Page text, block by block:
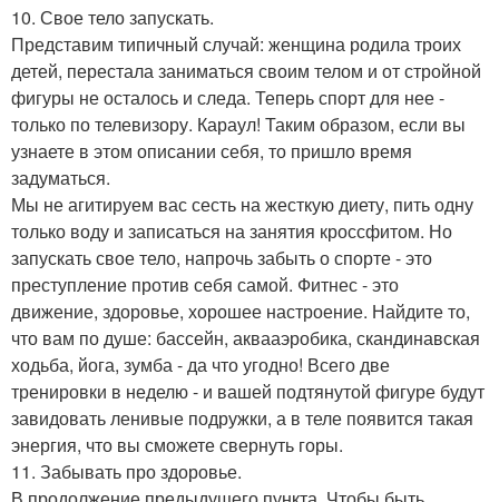
10. Свое тело запускать.
Представим типичный случай: женщина родила троих
детей, перестала заниматься своим телом и от стройной
фигуры не осталось и следа. Теперь спорт для нее -
только по телевизору. Караул! Таким образом, если вы
узнаете в этом описании себя, то пришло время
задуматься.
Мы не агитируем вас сесть на жесткую диету, пить одну
только воду и записаться на занятия кроссфитом. Но
запускать свое тело, напрочь забыть о спорте - это
преступление против себя самой. Фитнес - это
движение, здоровье, хорошее настроение. Найдите то,
что вам по душе: бассейн, аквааэробика, скандинавская
ходьба, йога, зумба - да что угодно! Всего две
тренировки в неделю - и вашей подтянутой фигуре будут
завидовать ленивые подружки, а в теле появится такая
энергия, что вы сможете свернуть горы.
11. Забывать про здоровье.